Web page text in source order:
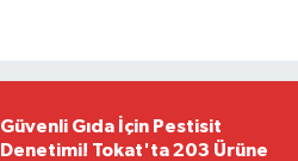
Güvenli Gıda İçin Pestisit
Denetimi! Tokat'ta 203 Ürüne